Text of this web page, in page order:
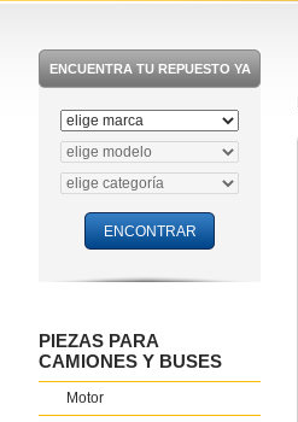
ENCUENTRA TU REPUESTO YA
PIEZAS PARA
CAMIONES Y BUSES
Motor